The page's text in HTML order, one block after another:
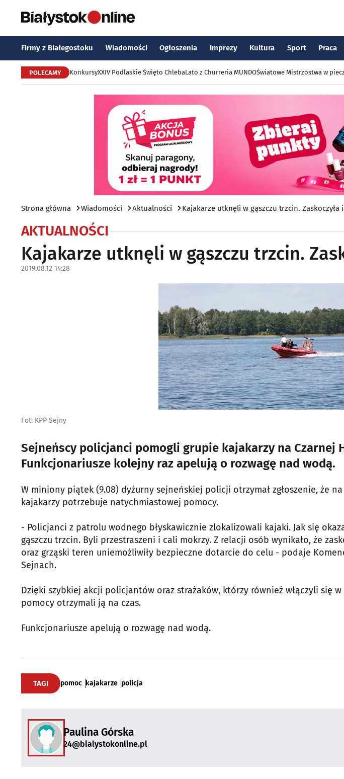
Firmy z Białegostoku Wiadomości Ogłoszenia Imprezy Kultura Sport Praca
POLECAMY KonkursyXXIV Podlaskie Święto ChlebaLato z Churreria MUNDOŚwiatowe Mistrzostwa w
Strona główna Wiadomości Aktualności Kajakarze utknęli w gąszczu trzcin. Zaskoczyła
AKTUALNOŚCI
Kajakarze utknęli w gąszczu trzcin.
2019.08.12 14:28
Fot: KPP Sejny
Sejneńscy policjanci pomogli grupie kajakarzy na Czarnej
Funkcjonariusze kolejny raz apelują o rozwagę nad wodą.
W miniony piątek (9.08) dyżurny sejneńskiej policji otrzymał zgłoszenie, że
kajakarzy potrzebuje natychmiastowej pomocy.
- Policjanci z patrolu wodnego błyskawicznie zlokalizowali kajaki. Jak się
gąszczu trzcin. Byli przestraszeni i cali mokrzy. Z relacji osób wynikało, że
oraz grząski teren uniemożliwiły bezpieczne dotarcie do celu - podaje
Sejnach.
Dzięki szybkiej akcji policjantów oraz strażaków, którzy również włączyli się
pomocy otrzymali ją na czas.
Funkcjonariusze apelują o rozwagę nad wodą.
TAGI pomoc kajakarze policja
Paulina Górska
24@bialystokonline.pl